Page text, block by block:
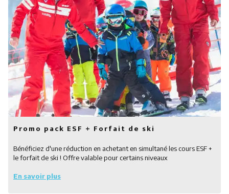
Promo pack ESF + Forfait de ski
Bénéficiez d'une réduction en achetant en simultané les cours ESF +
le forfait de ski ! Offre valable pour certains niveaux
En savoir plus